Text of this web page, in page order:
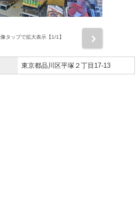
タップで拡大表示【1/1】
東京都品川区平塚２丁目17-13